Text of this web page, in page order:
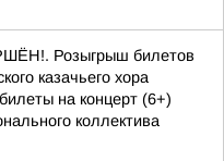
Розыгрыш билетов
казачьего хора
на концерт (6+)
коллектива